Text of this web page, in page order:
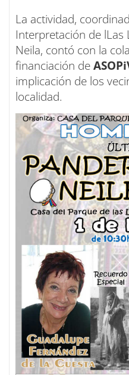
La actividad,
Interpretación de lLas
Neila, contó con la
financiación de
implicación de los
localidad.